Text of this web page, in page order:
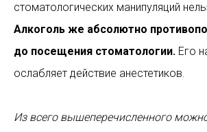
стоматологических манипуляций
Алкоголь же абсолютно
до посещения стоматологии. Его
ослабляет действие анестетиков.
Из всего вышеперечисленного